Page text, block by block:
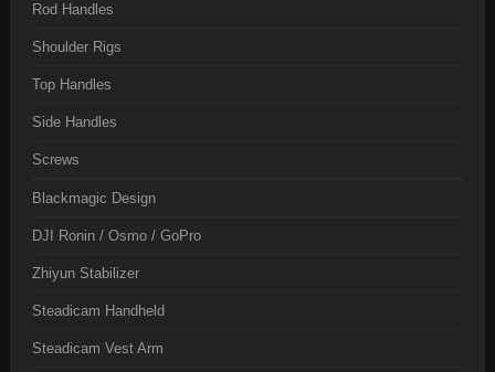
Rod Handles
Shoulder Rigs
Top Handles
Side Handles
Screws
Blackmagic Design
DJI Ronin / Osmo / GoPro
Zhiyun Stabilizer
Steadicam Handheld
Steadicam Vest Arm